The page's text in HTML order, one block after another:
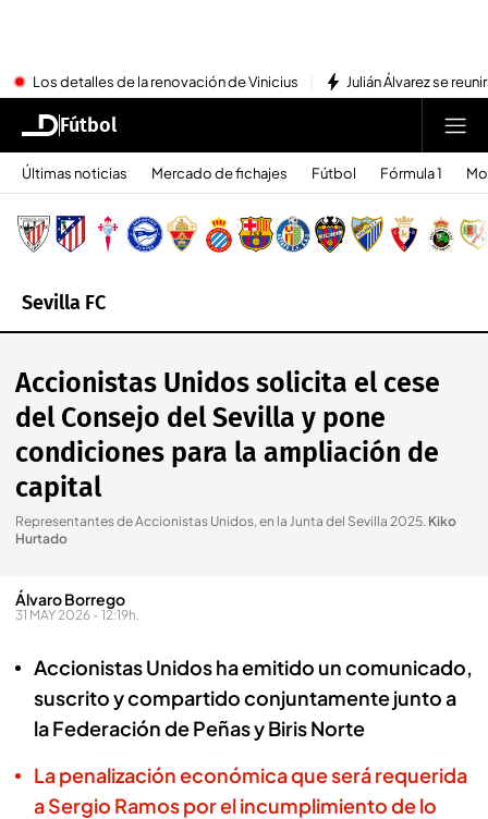
Los detalles de la renovación de Vinicius Julián Álvarez se
Fútbol
Últimas noticias Mercado de fichajes Fútbol Fórmula 1
Sevilla FC
Accionistas Unidos solicita el cese
del Consejo del Sevilla y pone
condiciones para la ampliación de
capital
Representantes de Accionistas Unidos, en la Junta del Sevilla 2025. Kiko
Hurtado
Álvaro Borrego
31 MAY 2026 - 12:19h.
Accionistas Unidos ha emitido un comunicado,
suscrito y compartido conjuntamente junto a
la Federación de Peñas y Biris Norte
La penalización económica que será requerida
a Sergio Ramos por el incumplimiento de lo